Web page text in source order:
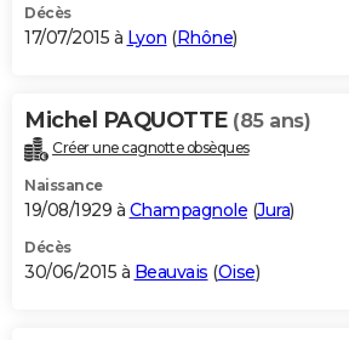
Décès
17/07/2015 à Lyon (Rhône)
Michel PAQUOTTE (85 ans)
Créer une cagnotte obsèques
Naissance
19/08/1929 à Champagnole (Jura)
Décès
30/06/2015 à Beauvais (Oise)